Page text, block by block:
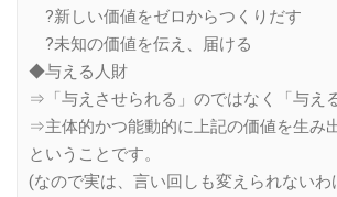
?新しい価値をゼロからつくりだす
?未知の価値を伝え、届ける
◆与える人財
⇒「与えさせられる」のではなく「与える
⇒主体的かつ能動的に上記の価値を生み
ということです。
(なので実は、言い回しも変えられないわ